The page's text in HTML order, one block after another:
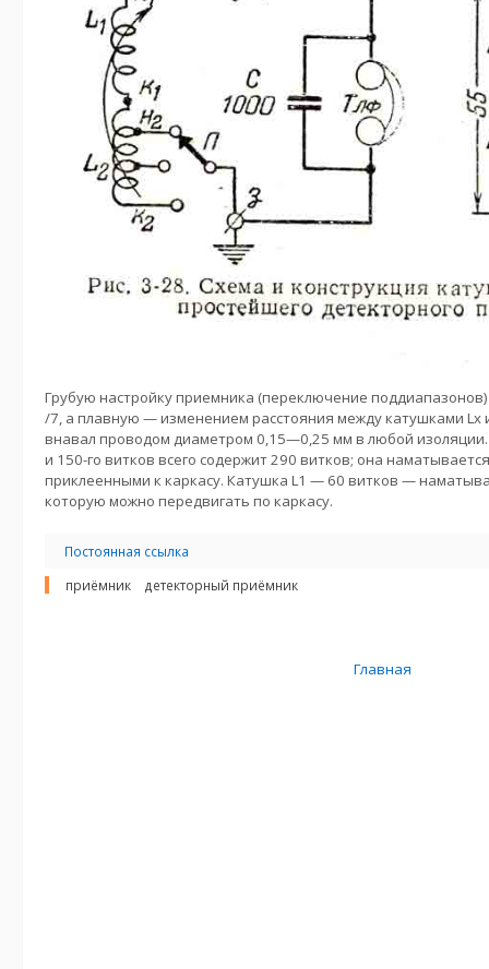
Грубую настройку приемника (переключение
/7, а плавную — изменением расстояния между катушками Lx
внавал проводом диаметром 0,15—0,25 мм в любой изоляции.
и 150-го витков всего содержит 290 витков; она
приклеенными к каркасу. Катушка L1 — 60 витков —
которую можно передвигать по каркасу.
Постоянная ссылка
приёмник
детекторный приёмник
Главная